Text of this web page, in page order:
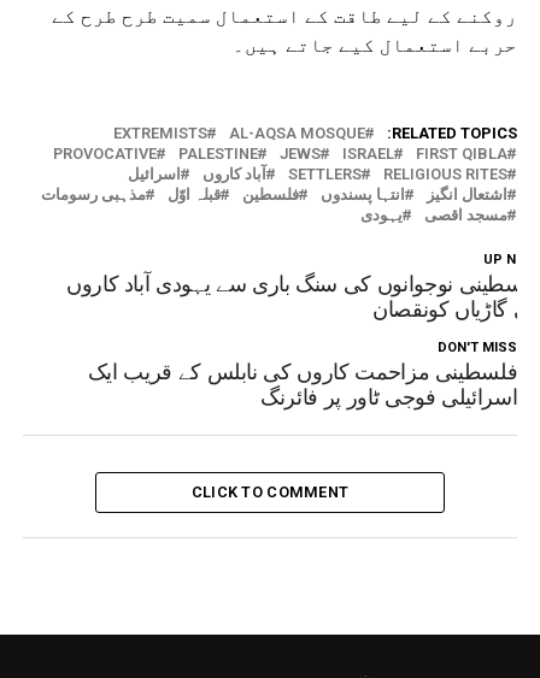
روکنے کے لیے طاقت کے استعمال سمیت طرح طرح کے
حربے استعمال کیے جاتے ہیں۔
RELATED TOPICS:
AL-AQSA MOSQUE
EXTREMISTS
FIRST QIBLA
ISRAEL
JEWS
PALESTINE
PROVOCATIVE
RELIGIOUS RITES
SETTLERS آباد کاروں
اسرائیل
اشتعال انگیز
انتہا پسندوں فلسطین قبلہ اوّل
مذہبی رسومات
مسجد اقصی
یہودی
UP
نوجوانوں کی سنگ باری سے یہودی آباد کاروں
گاڑیاں کونقصان
DON'T MISS
فلسطینی مزاحمت کاروں کی نابلس کے قریب ایک
اسرائیلی فوجی ٹاور پر فائرنگ
CLICK TO COMMENT